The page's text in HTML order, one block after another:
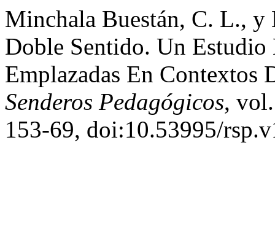
Minchala Buestán, C. L.,
Doble Sentido. Un Estudio
Emplazadas En Contextos
Senderos Pedagógicos,
153-69, doi:10.53995/